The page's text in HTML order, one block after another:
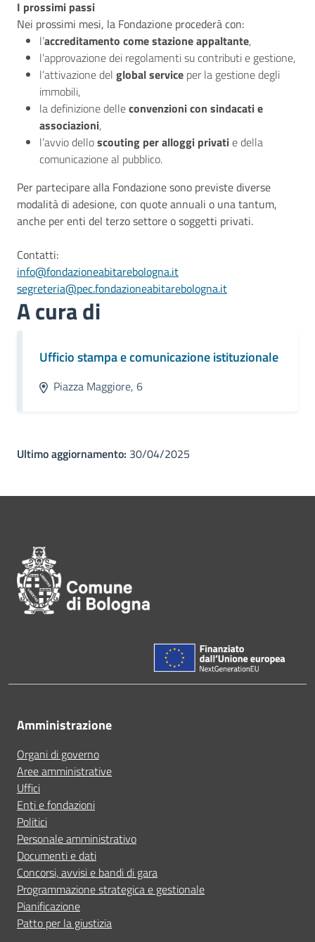
I prossimi passi
Nei prossimi mesi, la Fondazione procederà con:
l’accreditamento come stazione appaltante,
l’approvazione dei regolamenti su contributi e gestione,
l’attivazione del global service per la gestione degli
immobili,
la definizione delleconvenzioni con sindacati e
associazioni,
l’avvio delloscouting per alloggi privatie della
comunicazione al pubblico.
Per partecipare alla Fondazione sono previste diverse
modalità di adesione, con quote annuali o una tantum,
anche per enti del terzo settore o soggetti privati.
Contatti:
info@fondazioneabitarebologna.it
segreteria@pec.fondazioneabitarebologna.it
A cura di
Ufficio stampa e comunicazione istituzionale
Piazza Maggiore, 6
Ultimo aggiornamento: 30/04/2025
Amministrazione
Organi di governo
Aree amministrative
Uffici
Enti e fondazioni
Politici
Personale amministrativo
Documenti e dati
Concorsi, avvisi e bandi di gara
Programmazione strategica e gestionale
Pianificazione
Patto per la giustizia